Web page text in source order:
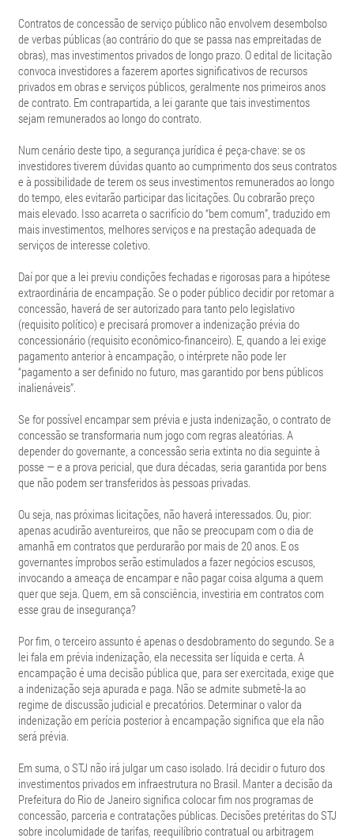
Contratos de concessão de serviço público não envolvem desembolso
de verbas públicas (ao contrário do que se passa nas empreitadas de
obras), mas investimentos privados de longo prazo. O edital de licitação
convoca investidores a fazerem aportes significativos de recursos
privados em obras e serviços públicos, geralmente nos primeiros anos
de contrato. Em contrapartida, a lei garante que tais investimentos
sejam remunerados ao longo do contrato.
Num cenário deste tipo, a segurança jurídica é peça-chave: se os
investidores tiverem dúvidas quanto ao cumprimento dos seus contratos
e à possibilidade de terem os seus investimentos remunerados ao longo
do tempo, eles evitarão participar das licitações. Ou cobrarão preço
mais elevado. Isso acarreta o sacrifício do “bem comum”, traduzido em
mais investimentos, melhores serviços e na prestação adequada de
serviços de interesse coletivo.
Daí por que a lei previu condições fechadas e rigorosas para a hipótese
extraordinária de encampação. Se o poder público decidir por retomar a
concessão, haverá de ser autorizado para tanto pelo legislativo
(requisito político) e precisará promover a indenização prévia do
concessionário (requisito econômico-financeiro). E, quando a lei exige
pagamento anterior à encampação, o intérprete não pode ler
“pagamento a ser definido no futuro, mas garantido por bens públicos
inalienáveis”.
Se for possível encampar sem prévia e justa indenização, o contrato de
concessão se transformaria num jogo com regras aleatórias. A
depender do governante, a concessão seria extinta no dia seguinte à
posse — e a prova pericial, que dura décadas, seria garantida por bens
que não podem ser transferidos às pessoas privadas.
Ou seja, nas próximas licitações, não haverá interessados. Ou, pior:
apenas acudirão aventureiros, que não se preocupam com o dia de
amanhã em contratos que perdurarão por mais de 20 anos. E os
governantes ímprobos serão estimulados a fazer negócios escusos,
invocando a ameaça de encampar e não pagar coisa alguma a quem
quer que seja. Quem, em sã consciência, investiria em contratos com
esse grau de insegurança?
Por fim, o terceiro assunto é apenas o desdobramento do segundo. Se a
lei fala em prévia indenização, ela necessita ser líquida e certa. A
encampação é uma decisão pública que, para ser exercitada, exige que
a indenização seja apurada e paga. Não se admite submetê-la ao
regime de discussão judicial e precatórios. Determinar o valor da
indenização em perícia posterior à encampação significa que ela não
será prévia.
Em suma, o STJ não irá julgar um caso isolado. Irá decidir o futuro dos
investimentos privados em infraestrutura no Brasil. Manter a decisão da
Prefeitura do Rio de Janeiro significa colocar fim nos programas de
concessão, parceria e contratações públicas. Decisões pretéritas do STJ
sobre incolumidade de tarifas, reequilíbrio contratual ou arbitragem